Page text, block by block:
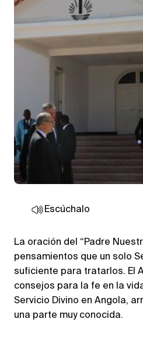
Escúchalo
La oración del “Padre
pensamientos que un solo
suficiente para tratarlos. El
consejos para la fe en la
Servicio Divino en Angola,
una parte muy conocida.